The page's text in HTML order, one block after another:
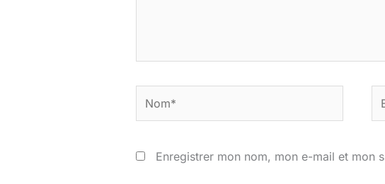
Enregistrer mon nom, mon e-mail et mon